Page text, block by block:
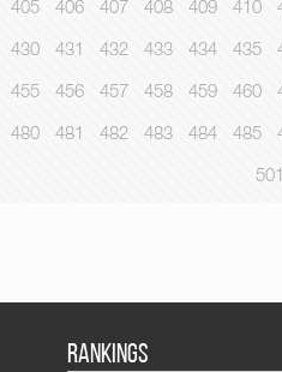
405 406 407 408 409 410
430 431 432 433 434 435
455 456 457 458 459 460
480 481 482 483 484 485
501
RANKINGS